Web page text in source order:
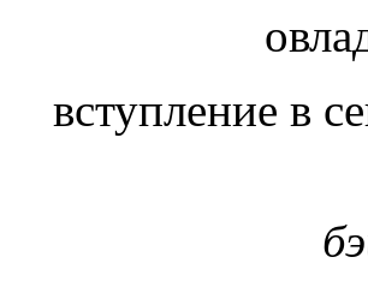
вступление в